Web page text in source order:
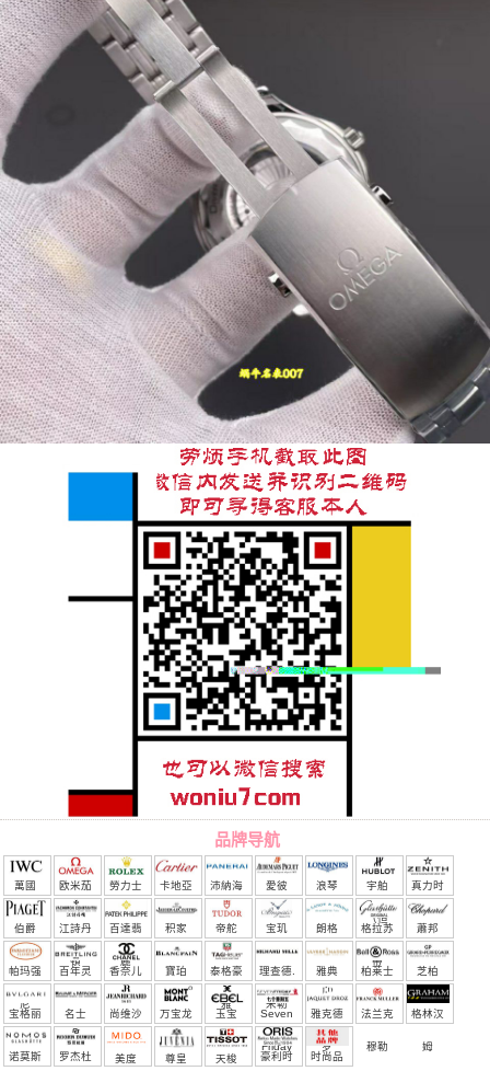
品牌导航
萬國 欧米茄 勞力士 卡地亞 沛納海 愛彼 浪琴 宇舶
（恒
宝）
真力时
伯爵 江詩丹
頓
百達翡
麗
积家 帝舵 宝玑 朗格 格拉苏
蒂
蕭邦
帕玛强
尼
百年灵 香奈儿 寶珀 泰格豪
雅
理查德.
米勒
雅典 柏莱士 芝柏
宝格丽 名士 尚维沙 万宝龙 玉宝 Seven
Friday
雅克德
罗
法兰克
穆勒
格林汉
姆
诺莫斯
罗杰杜 美度 尊皇 天梭 豪利时 时尚品